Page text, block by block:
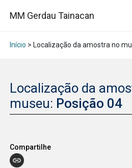
MM Gerdau Tainacan
Início > Localização da amostra no
Localização da
museu: Posição 04
Compartilhe